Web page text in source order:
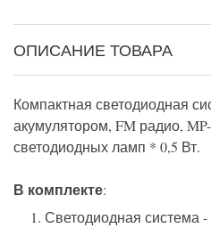
ОПИСАНИЕ ТОВАРА
Компактная светодиодная
акумулятором, FM радио,
светодиодных ламп * 0,5 Вт.
В комплекте:
Светодиодная система -